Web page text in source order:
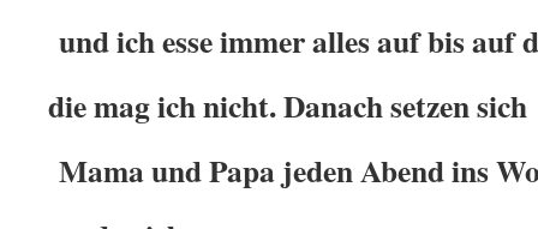
und ich esse immer alles auf bis auf
die mag ich nicht. Danach setzen sich
Mama und Papa jeden Abend ins